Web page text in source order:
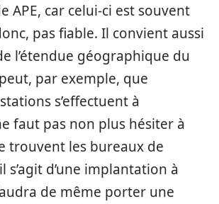
APE, car celui-ci est souvent
pas fiable. Il convient aussi
l’étendue géographique du
par exemple, que
s’effectuent à
faut pas non plus hésiter à
trouvent les bureaux de
s’agit d’une implantation à
de même porter une